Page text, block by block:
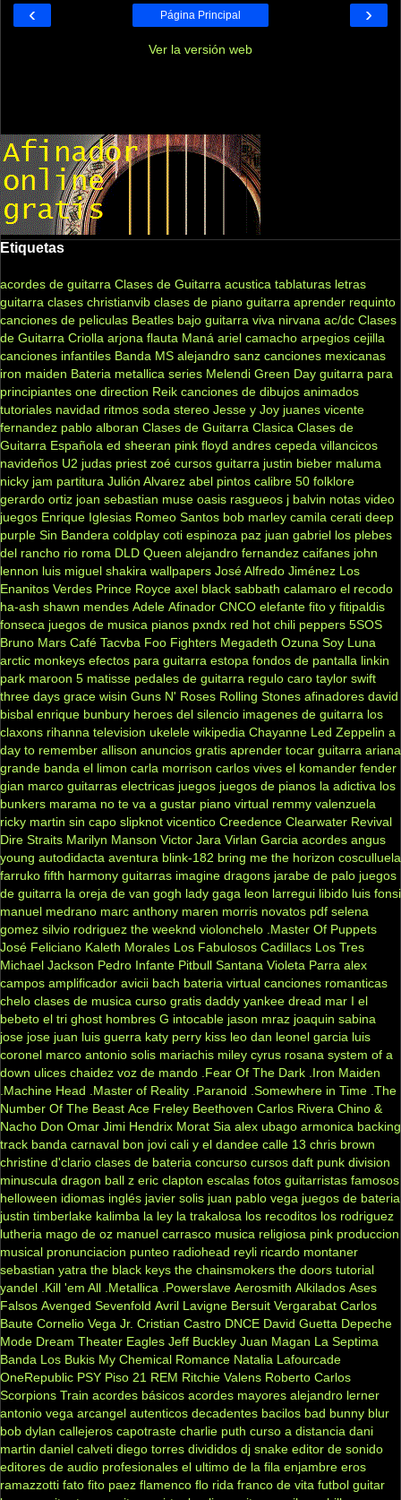
‹ ›
Página Principal
Ver la versión web
Etiquetas
acordes de guitarra Clases de Guitarra acustica tablaturas letras
guitarra clases christianvib clases de piano guitarra aprender requinto
canciones de peliculas Beatles bajo guitarra viva nirvana ac/dc Clases
de Guitarra Criolla arjona flauta Maná ariel camacho arpegios cejilla
canciones infantiles Banda MS alejandro sanz canciones mexicanas
iron maiden Bateria metallica series Melendi Green Day guitarra para
principiantes one direction Reik canciones de dibujos animados
tutoriales navidad ritmos soda stereo Jesse y Joy juanes vicente
fernandez pablo alboran Clases de Guitarra Clasica Clases de
Guitarra Española ed sheeran pink floyd andres cepeda villancicos
navideños U2 judas priest zoé cursos guitarra justin bieber maluma
nicky jam partitura Julión Alvarez abel pintos calibre 50 folklore
gerardo ortiz joan sebastian muse oasis rasgueos j balvin notas video
juegos Enrique Iglesias Romeo Santos bob marley camila cerati deep
purple Sin Bandera coldplay coti espinoza paz juan gabriel los plebes
del rancho rio roma DLD Queen alejandro fernandez caifanes john
lennon luis miguel shakira wallpapers José Alfredo Jiménez Los
Enanitos Verdes Prince Royce axel black sabbath calamaro el recodo
ha-ash shawn mendes Adele Afinador CNCO elefante fito y fitipaldis
fonseca juegos de musica pianos pxndx red hot chili peppers 5SOS
Bruno Mars Café Tacvba Foo Fighters Megadeth Ozuna Soy Luna
arctic monkeys efectos para guitarra estopa fondos de pantalla linkin
park maroon 5 matisse pedales de guitarra regulo caro taylor swift
three days grace wisin Guns N' Roses Rolling Stones afinadores david
bisbal enrique bunbury heroes del silencio imagenes de guitarra los
claxons rihanna television ukelele wikipedia Chayanne Led Zeppelin a
day to remember allison anuncios gratis aprender tocar guitarra ariana
grande banda el limon carla morrison carlos vives el komander fender
gian marco guitarras electricas juegos juegos de pianos la adictiva los
bunkers marama no te va a gustar piano virtual remmy valenzuela
ricky martin sin capo slipknot vicentico Creedence Clearwater Revival
Dire Straits Marilyn Manson Victor Jara Virlan Garcia acordes angus
young autodidacta aventura blink-182 bring me the horizon cosculluela
farruko fifth harmony guitarras imagine dragons jarabe de palo juegos
de guitarra la oreja de van gogh lady gaga leon larregui libido luis fonsi
manuel medrano marc anthony maren morris novatos pdf selena
gomez silvio rodriguez the weeknd violonchelo .Master Of Puppets
José Feliciano Kaleth Morales Los Fabulosos Cadillacs Los Tres
Michael Jackson Pedro Infante Pitbull Santana Violeta Parra alex
campos amplificador avicii bach bateria virtual canciones romanticas
chelo clases de musica curso gratis daddy yankee dread mar I el
bebeto el tri ghost hombres G intocable jason mraz joaquin sabina
jose jose juan luis guerra katy perry kiss leo dan leonel garcia luis
coronel marco antonio solis mariachis miley cyrus rosana system of a
down ulices chaidez voz de mando .Fear Of The Dark .Iron Maiden
.Machine Head
.Master of Reality .Paranoid .Somewhere in Time .The
Number Of The Beast Ace Freley Beethoven Carlos Rivera Chino &
Nacho Don Omar Jimi Hendrix Morat Sia alex ubago armonica backing
track banda carnaval bon jovi cali y el dandee calle 13 chris brown
christine d'clario clases de bateria concurso cursos daft punk division
minuscula dragon ball z eric clapton escalas fotos guitarristas famosos
helloween idiomas inglés javier solis juan pablo vega juegos de bateria
justin timberlake kalimba la ley la trakalosa los recoditos los rodriguez
lutheria mago de oz manuel carrasco musica religiosa pink produccion
musical pronunciacion punteo radiohead reyli ricardo montaner
sebastian yatra the black keys the chainsmokers the doors tutorial
yandel .Kill 'em All .Metallica .Powerslave Aerosmith Alkilados Ases
Falsos Avenged Sevenfold Avril Lavigne Bersuit Vergarabat Carlos
Baute Cornelio Vega Jr. Cristian Castro DNCE David Guetta Depeche
Mode Dream Theater Eagles Jeff Buckley Juan Magan La Septima
Banda Los Bukis My Chemical Romance Natalia Lafourcade
OneRepublic PSY Piso 21 REM Ritchie Valens Roberto Carlos
Scorpions Train acordes básicos acordes mayores alejandro lerner
antonio vega arcangel autenticos decadentes bacilos bad bunny blur
bob dylan callejeros capotraste charlie puth curso a distancia dani
martin daniel calveti diego torres divididos dj snake editor de sonido
editores de audio profesionales el ultimo de la fila enjambre eros
ramazzotti fato fito paez flamenco flo rida franco de vita futbol guitar